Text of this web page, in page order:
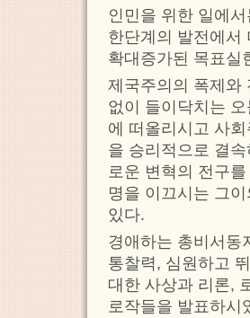
인민을 위한 일에
한단계의 발전에서
확대증가된 목표실
제국주의의 폭제와
없이 들이닥치는
에 떠올리시고 사
을 승리적으로 결
로운 변혁의 전구
명을 이끄시는 그
있다.
경애하는 총비서동
통찰력, 심원하고
대한 사상과 리론,
로작들을 발표하시